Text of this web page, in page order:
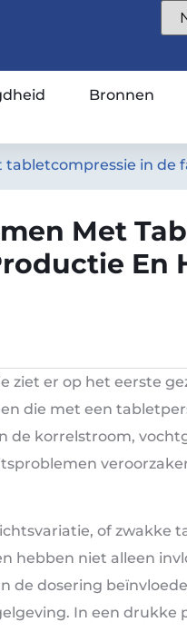
Bronnen
in de
Met
En
ziet er op het eerste
die met een
de korrelstroom,
of zwakke
hebben niet alleen
de dosering
In een drukke